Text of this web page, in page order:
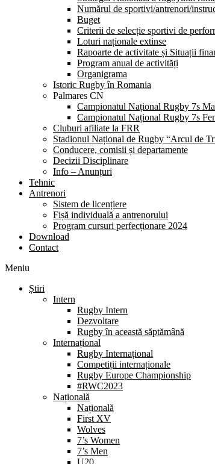
Numărul de sportivi/antrenori/
Buget
Criterii de selecție sportivi de
Loturi naționale extinse
Rapoarte de activitate și Situații
Program anual de activități
Organigrama
Istoric Rugby în Romania
Palmares CN
Campionatul Național Rugby 7s
Campionatul Național Rugby 7s
Cluburi afiliate la FRR
Stadionul Național de Rugby “Arcul de
Conducere, comisii și departamente
Decizii Disciplinare
Info – Anunțuri
Tehnic
Antrenori
Sistem de licențiere
Fișă individuală a antrenorului
Program cursuri perfecționare 2024
Download
Contact
Meniu
Știri
Intern
Rugby Intern
Dezvoltare
Rugby în această săptămână
Internațional
Rugby Internațional
Competiții internaționale
Rugby Europe Championship
#RWC2023
Națională
Națională
First XV
Wolves
7’s Women
7’s Men
U20